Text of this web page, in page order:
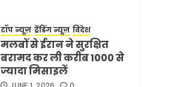
टॉप न्यूज़ ट्रेंडिंग न्यूज़ विदेश
मलबों से ईरान ने सुरक्षित
बरामद कर ली करीब 1000 से
ज्यादा मिसाइलें